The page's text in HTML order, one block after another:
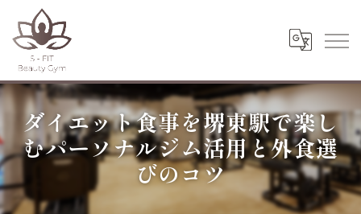
ダイエット食事を堺東駅で楽し
むパーソナルジム活用と外食選
びのコツ